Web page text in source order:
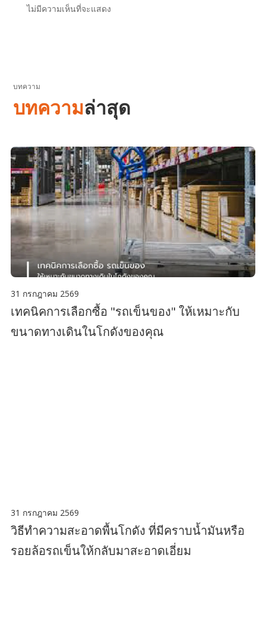
ไม่มีความเห็นที่จะแสดง
บทความ
บทความล่าสุด
31 กรกฎาคม 2569
เทคนิคการเลือกซื้อ "รถเข็นของ" ให้เหมาะกับ
ขนาดทางเดินในโกดังของคุณ
31 กรกฎาคม 2569
วิธีทำความสะอาดพื้นโกดัง ที่มีคราบน้ำมันหรือ
รอยล้อรถเข็นให้กลับมาสะอาดเอี่ยม